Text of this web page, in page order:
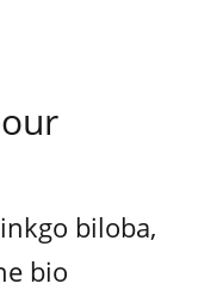
biloba,
bio